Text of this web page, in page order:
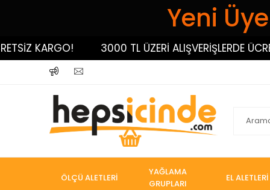
Yeni
KARGO! 3000 TL ÜZERİ ALIŞVERİŞLERDE
ÖLÇÜ ALETLERİ
YAĞLAMA
GRUPLARI
EL ALETLERİ